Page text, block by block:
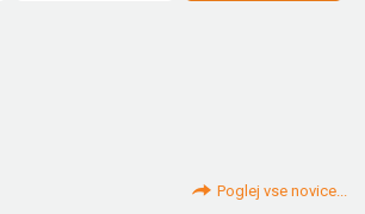
Poglej vse novice...